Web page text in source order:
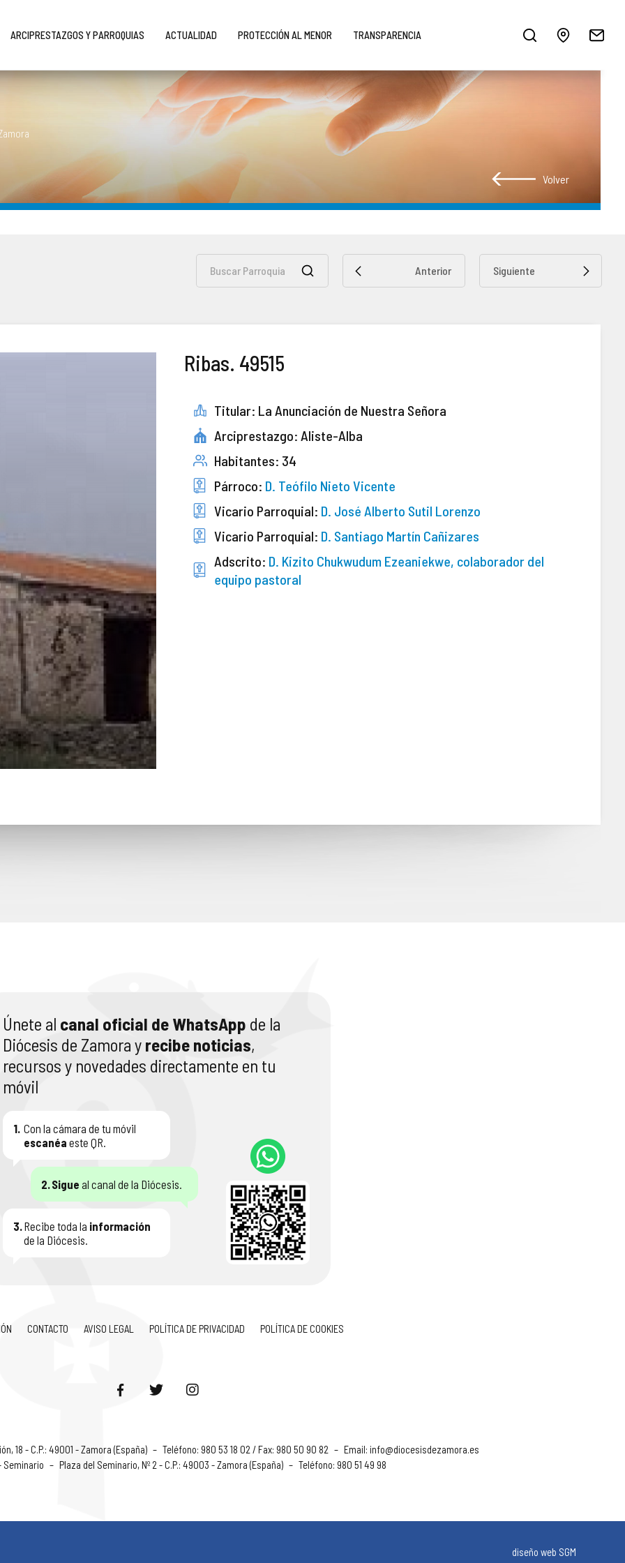
ARCIPRESTAZGOS Y PARROQUIAS ACTUALIDAD PROTECCIÓN AL MENOR TRANSPARENCIA
Volver
Anterior Siguiente
Ribas. 49515
Titular: La Anunciación de Nuestra Señora
Arciprestazgo: Aliste-Alba
Habitantes: 34
Párroco: D. Teófilo Nieto Vicente
Vicario Parroquial: D. José Alberto Sutil Lorenzo
Vicario Parroquial: D. Santiago Martín Cañizares
Adscrito: D. Kizito Chukwudum Ezeaniekwe, colaborador del
equipo pastoral
Únete al canal oficial de WhatsApp de la
Diócesis de Zamora y recibe noticias,
recursos y novedades directamente en tu
móvil
1. Con la cámara de tu móvil
escanéa este QR.
2.Sigue al canal de la Diócesis.
3.Recibe toda la información
de la Diócesis.
CONTACTO AVISO LEGAL POLÍTICA DE PRIVACIDAD POLÍTICA DE COOKIES
18 - C.P.: 49001 - Zamora (España) – Teléfono: 980 53 18 02 / Fax: 980 50 90 82 – Email: info@diocesisdezamora.es
Seminario – Plaza del Seminario, Nº 2 - C.P.: 49003 - Zamora (España) – Teléfono: 980 51 49 98
diseño web SGM